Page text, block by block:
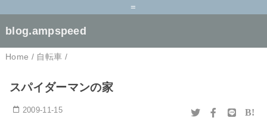
=
blog.ampspeed
Home / 自転車 /
スパイダーマンの家
2009-11-15 B!